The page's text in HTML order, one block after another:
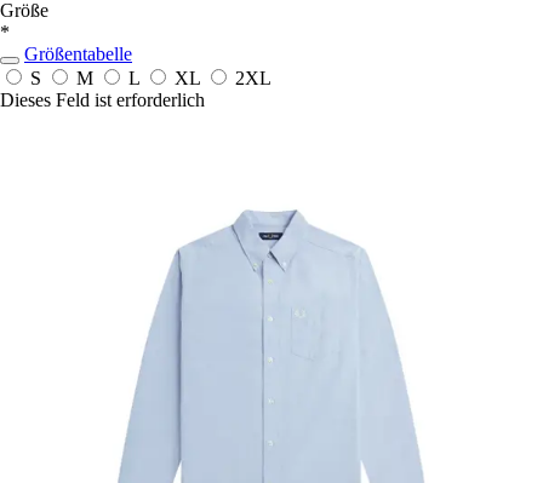
Größe
*
Größentabelle
S
M L XL
2XL
Dieses Feld ist erforderlich